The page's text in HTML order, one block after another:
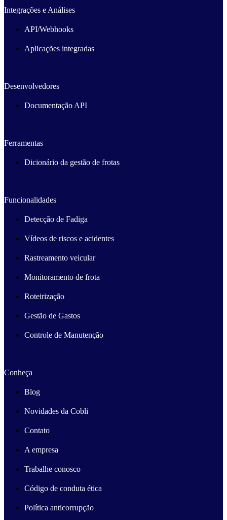
Integrações e Análises
API/Webhooks
Aplicações integradas
Desenvolvedores
Documentação API
Ferramentas
Dicionário da gestão de frotas
Funcionalidades
Detecção de Fadiga
Vídeos de riscos e acidentes
Rastreamento veicular
Monitoramento de frota
Roteirização
Gestão de Gastos
Controle de Manutenção
Conheça
Blog
Novidades da Cobli
Contato
A empresa
Trabalhe conosco
Código de conduta ética
Política anticorrupção